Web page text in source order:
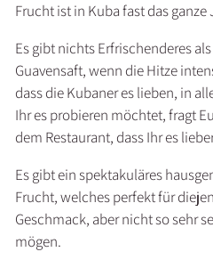
Frucht ist in Kuba fast das
Es gibt nichts Erfrischenderes
Guavensaft, wenn die Hitze
dass die Kubaner es lieben, in
Ihr es probieren möchtet, fragt
dem Restaurant, dass Ihr es
Es gibt ein spektakuläres
Frucht, welches perfekt für
Geschmack, aber nicht so sehr
mögen.